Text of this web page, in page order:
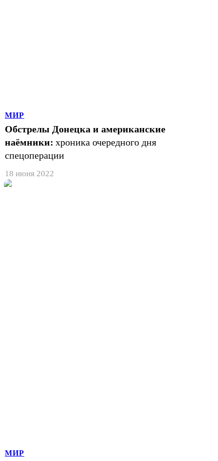
МИР
Обстрелы Донецка и американские
наёмники: хроника очередного дня
спецоперации
18 июня 2022
МИР